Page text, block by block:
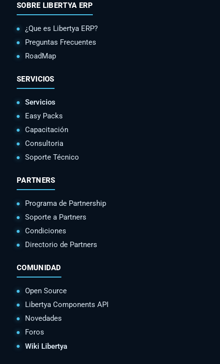
SOBRE LIBERTYA ERP
¿Que es Libertya ERP?
Preguntas Frecuentes
RoadMap
SERVICIOS
Servicios
Easy Packs
Capacitación
Consultoria
Soporte Técnico
PARTNERS
Programa de Partnership
Soporte a Partners
Condiciones
Directorio de Partners
COMUNIDAD
Open Source
Libertya Components API
Novedades
Foros
Wiki Libertya